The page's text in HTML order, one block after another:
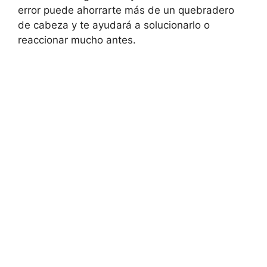
error puede ahorrarte más de un quebradero
de cabeza y te ayudará a solucionarlo o
reaccionar mucho antes.